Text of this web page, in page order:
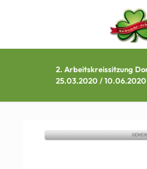
2. Arbeitskreissitzung
25.03.2020 / 10.06.2020